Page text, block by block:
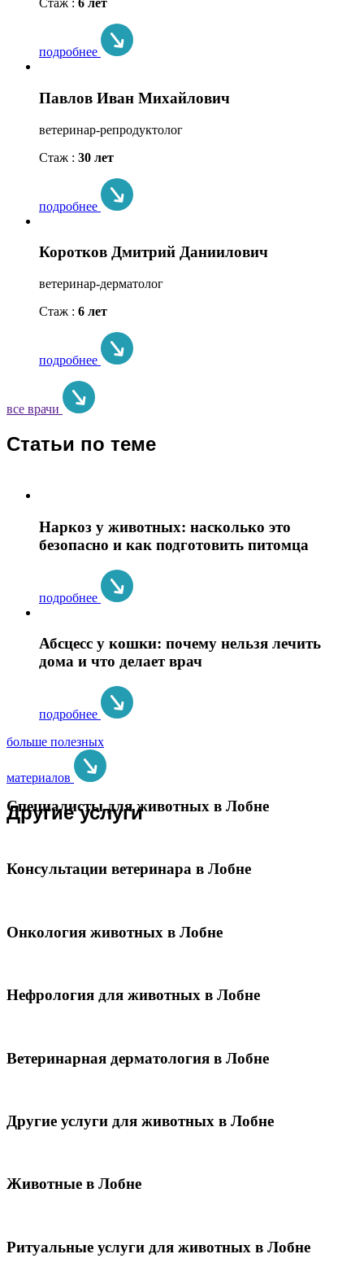
Стаж : 6 лет
подробнее
Павлов Иван Михайлович
ветеринар-репродуктолог
Стаж : 30 лет
подробнее
Коротков Дмитрий Даниилович
ветеринар-дерматолог
Стаж : 6 лет
подробнее
все врачи
Статьи по теме
Наркоз у животных: насколько это
безопасно и как подготовить питомца
подробнее
Абсцесс у кошки: почему нельзя лечить
дома и что делает врач
подробнее
больше полезных
материалов
Другие услуги
Специалисты для животных в Лобне
Консультации ветеринара в Лобне
Онкология животных в Лобне
Нефрология для животных в Лобне
Ветеринарная дерматология в Лобне
Другие услуги для животных в Лобне
Животные в Лобне
Ритуальные услуги для животных в Лобне